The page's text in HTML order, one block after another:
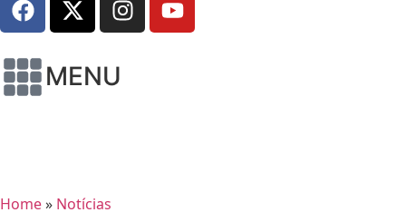
MENU
Home» Notícias